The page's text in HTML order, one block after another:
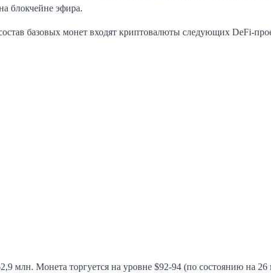
блокчейне эфира.
базовых монет входят криптовалюты следующих DeFi-
млн. Монета торгуется на уровне $92-94 (по состоянию на